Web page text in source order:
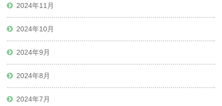
2024年11月
2024年10月
2024年9月
2024年8月
2024年7月